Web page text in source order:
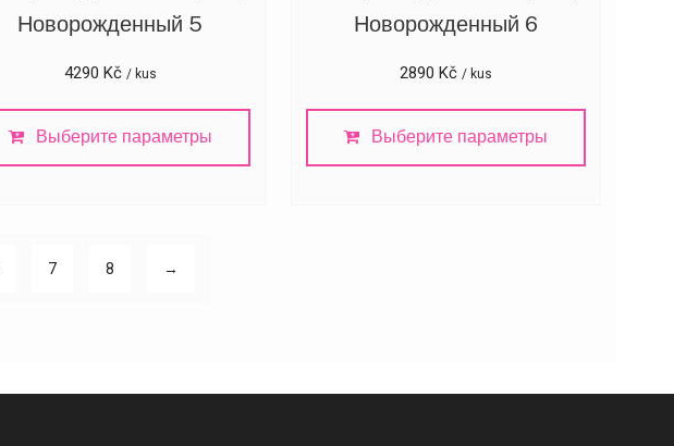
Новорожденный 5
4290 Kč / kus
Выберите параметры
Новорожденный 6
2890 Kč / kus
Выберите параметры
7 8 →